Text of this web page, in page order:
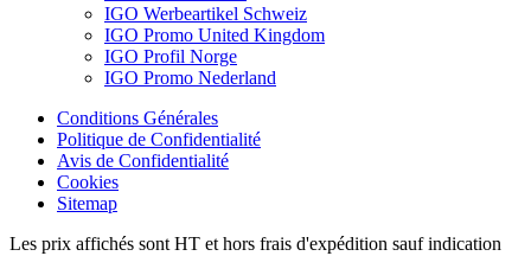
IGO Werbeartikel Schweiz
IGO Promo United Kingdom
IGO Profil Norge
IGO Promo Nederland
Conditions Générales
Politique de Confidentialité
Avis de Confidentialité
Cookies
Sitemap
Les prix affichés sont HT et hors frais d'expédition sauf indication